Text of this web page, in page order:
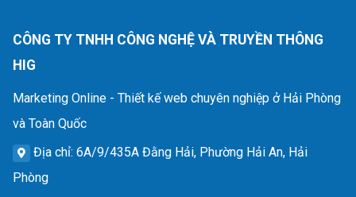
CÔNG TY TNHH CÔNG NGHỆ VÀ TRUYỀN THÔNG
HIG
Marketing Online - Thiết kế web chuyên nghiệp ở Hải Phòng
và Toàn Quốc
Địa chỉ: 6A/9/435A Đằng Hải, Phường Hải An, Hải
Phòng